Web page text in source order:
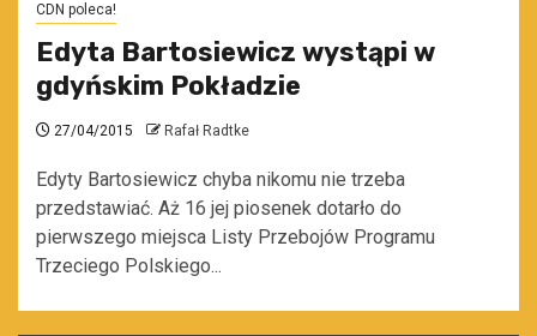
CDN poleca!
Edyta Bartosiewicz wystąpi w
gdyńskim Pokładzie
27/04/2015 Rafał Radtke
Edyty Bartosiewicz chyba nikomu nie trzeba
przedstawiać. Aż 16 jej piosenek dotarło do
pierwszego miejsca Listy Przebojów Programu
Trzeciego Polskiego...